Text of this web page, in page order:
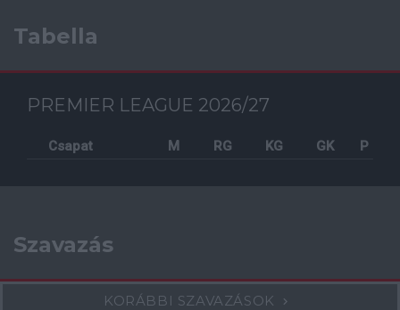
Tabella
PREMIER LEAGUE 2026/27
Csapat M RG KG GK P
Szavazás
KORÁBBI SZAVAZÁSOK